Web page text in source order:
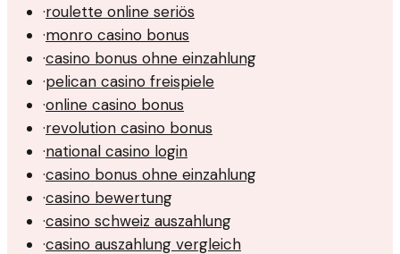
·roulette online seriös
·monro casino bonus
·casino bonus ohne einzahlung
·pelican casino freispiele
·online casino bonus
·revolution casino bonus
·national casino login
·casino bonus ohne einzahlung
·casino bewertung
·casino schweiz auszahlung
·casino auszahlung vergleich